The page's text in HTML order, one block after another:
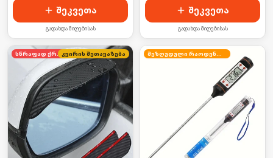
შეკვეთა
გადახდა მიღებისას
შეკვეთა
გადახდა მიღებისას
სწრაფად ქრებაკვირის შეთავაზება შეზღუდული რაოდენობა